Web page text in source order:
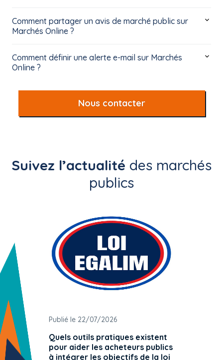
Comment partager un avis de marché public sur
Marchés Online ?
Comment définir une alerte e-mail sur Marchés
Online ?
Nous contacter
Suivez l’actualité des marchés
publics
Publié le 22/07/2026
Quels outils pratiques existent
pour aider les acheteurs publics
à intégrer les objectifs de la loi